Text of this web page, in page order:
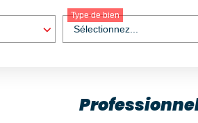
Sélectionnez...
Type de bien